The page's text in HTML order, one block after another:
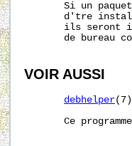
Si un
d'tre
ils seront
de bureau
VOIR AUSSI
debhelper(7)
Ce